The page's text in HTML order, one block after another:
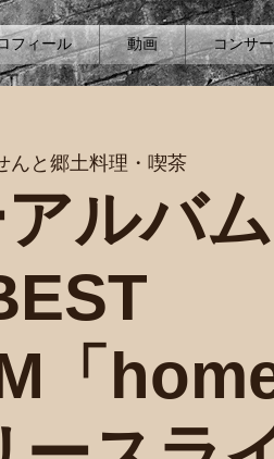
フィール 動画 コンサ
んと郷土料理・喫茶
ルバム
「